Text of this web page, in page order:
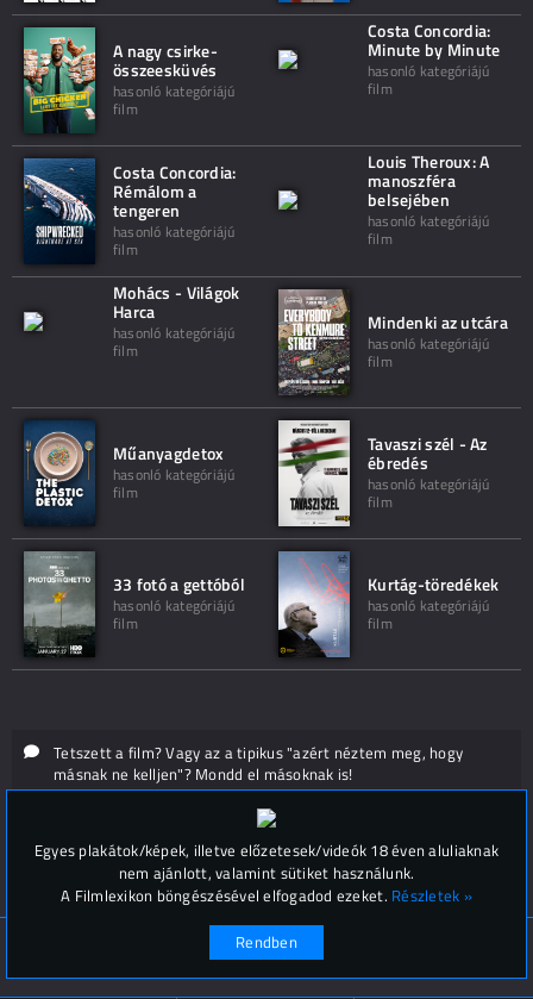
A nagy csirke-
összeesküvés
hasonló kategóriájú
film
Costa Concordia:
Minute by Minute
hasonló kategóriájú
film
Costa Concordia:
Rémálom a
tengeren
hasonló kategóriájú
film
Louis Theroux: A
manoszféra
belsejében
hasonló kategóriájú
film
Mohács - Világok
Harca
hasonló kategóriájú
film
Mindenki az utcára
hasonló kategóriájú
film
Műanyagdetox
hasonló kategóriájú
film
Tavaszi szél - Az
ébredés
hasonló kategóriájú
film
33 fotó a gettóból
hasonló kategóriájú
film
Kurtág-töredékek
hasonló kategóriájú
film
Tetszett a film? Vagy az a tipikus "azért néztem meg, hogy
másnak ne kelljen"? Mondd el másoknak is!
Hozzászólások (
© Filmlexikon 2019-2026
Kapcsolat, impresszum
Egyes plakátok/képek, illetve előzetesek/videók 18 éven aluliaknak
nem ajánlott, valamint sütiket használunk.
A Filmlexikon böngészésével elfogadod ezeket. Részletek »
Rendben